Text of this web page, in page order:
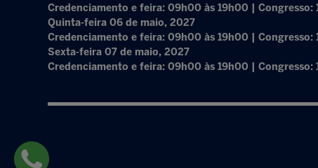
Credenciamento e feira: 09h00 às 19h00 | Congresso:
Quinta-feira 06 de maio, 2027
Credenciamento e feira: 09h00 às 19h00 | Congresso:
Sexta-feira 07 de maio, 2027
Credenciamento e feira: 09h00 às 19h00 | Congresso: